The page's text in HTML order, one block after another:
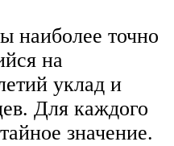
наиболее точно
на
уклад и
Для каждого
значение.